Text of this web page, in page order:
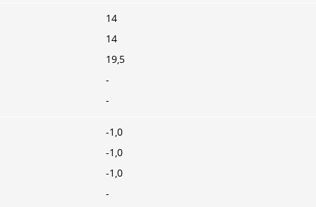
14
14
19,5
-
-
-1,0
-1,0
-1,0
-